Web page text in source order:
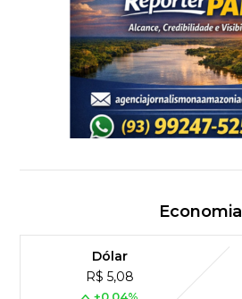
Economia
Dólar
R$ 5,08